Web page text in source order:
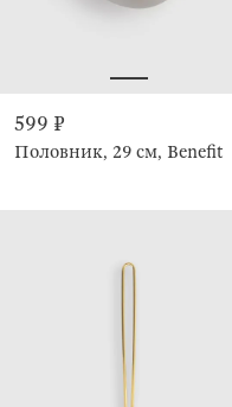
599 ₽
Половник, 29 см, Benefit